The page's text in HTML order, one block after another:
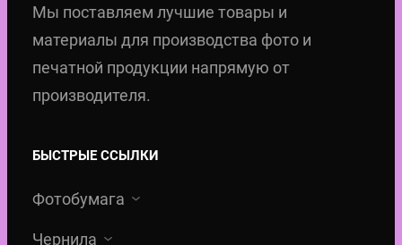
Мы поставляем лучшие товары и
материалы для производства фото и
печатной продукции напрямую от
производителя.
БЫСТРЫЕ ССЫЛКИ
Фотобумага
Чернила